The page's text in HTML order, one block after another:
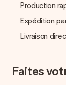
Quelles sont
Pour l’instant, il
option de
la poste ou par
Paiement
Production
Expédition
Livraison
Faites